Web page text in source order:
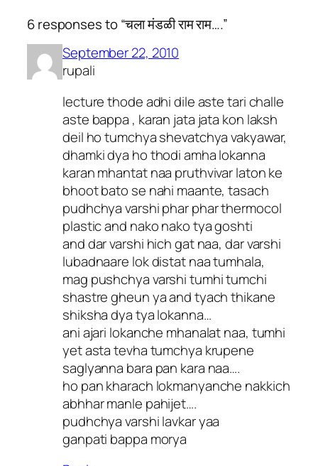
6 responses to “चला मंडळी राम राम….”
September 22, 2010
rupali
lecture thode adhi dile aste tari challe
aste bappa , karan jata jata kon laksh
deil ho tumchya shevatchya vakyawar,
dhamki dya ho thodi amha lokanna
karan mhantat naa pruthvivar laton ke
bhoot bato se nahi maante, tasach
pudhchya varshi phar phar thermocol
plastic and nako nako tya goshti
and dar varshi hich gat naa, dar varshi
lubadnaare lok distat naa tumhala,
mag pushchya varshi tumhi tumchi
shastre gheun ya and tyach thikane
shiksha dya tya lokanna…
ani ajari lokanche mhanalat naa, tumhi
yet asta tevha tumchya krupene
saglyanna bara pan kara naa….
ho pan kharach lokmanyanche nakkich
abhhar manle pahijet….
pudhchya varshi lavkar yaa
ganpati bappa morya